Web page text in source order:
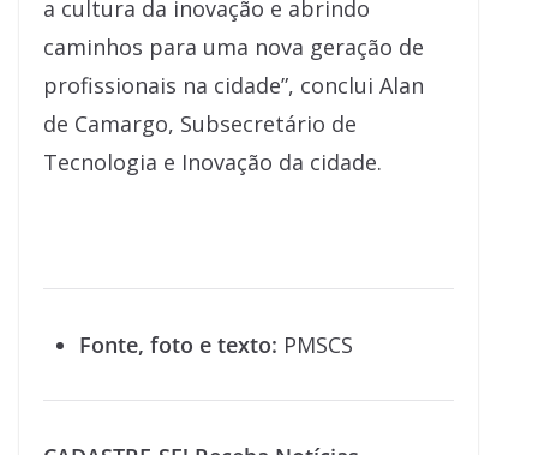
a cultura da inovação e abrindo
caminhos para uma nova geração de
profissionais na cidade”, conclui Alan
de Camargo, Subsecretário de
Tecnologia e Inovação da cidade.
Fonte, foto e texto: PMSCS